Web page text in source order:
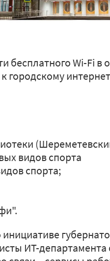
бесплатного Wi-Fi в
городскому
видов спорта
спорта;
инициативе
ИТ-департамента